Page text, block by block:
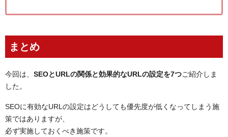
まとめ
今回は、 SEOとURLの関係と効果的なURLの設定を7つご紹介しま
した。
SEOに有効なURLの設定はどうしても優先度が低くなってしまう施
策ではありますが、
必ず実施しておくべき施策です。